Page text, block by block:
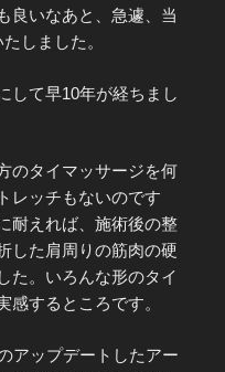
良いなあと、急遽、当
しました。
して早10年が経ちまし
のタイマッサージを何
レッチもないのです
耐えれば、施術後の整
した肩周りの筋肉の硬
た。いろんな形のタイ
感するところです。
アップデートしたアー